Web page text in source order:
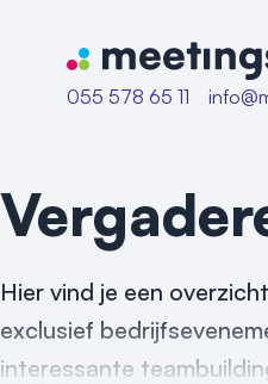
Naar home van
055 578 65 11
Hier vind je een
exclusief
interessante